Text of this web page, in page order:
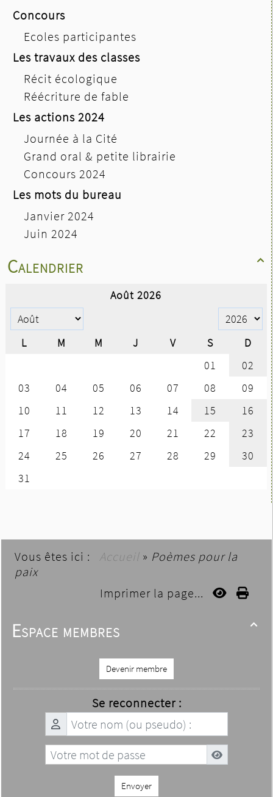
Concours
Ecoles participantes
Les travaux des classes
Récit écologique
Réécriture de fable
Les actions 2024
Journée à la Cité
Grand oral & petite librairie
Concours 2024
Les mots du bureau
Janvier 2024
Juin 2024

Calendrier
Vous êtes ici : Accueil » Poèmes pour la
paix
Imprimer la page...

Espace membres
Devenir membre
Se reconnecter :
Envoyer